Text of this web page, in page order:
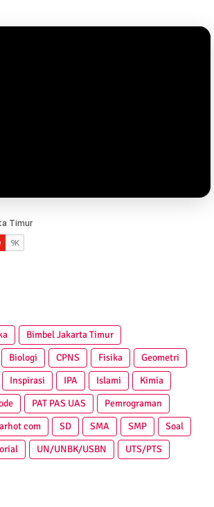
Bimbel Jakarta Timur
Biologi CPNS Fisika
Geometri
Inspirasi IPA Islami
Kimia
PAT PAS UAS
Pemrograman
com SD SMA SMP
Soal
UN/UNBK/USBN
UTS/PTS